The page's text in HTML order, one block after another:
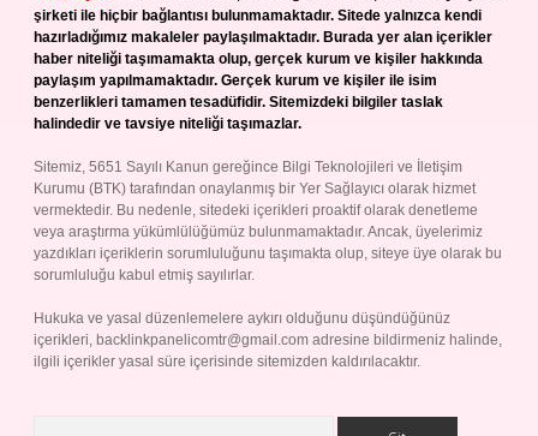
şirketi ile hiçbir bağlantısı bulunmamaktadır. Sitede yalnızca kendi
hazırladığımız makaleler paylaşılmaktadır. Burada yer alan içerikler
haber niteliği taşımamakta olup, gerçek kurum ve kişiler hakkında
paylaşım yapılmamaktadır. Gerçek kurum ve kişiler ile isim
benzerlikleri tamamen tesadüfidir. Sitemizdeki bilgiler taslak
halindedir ve tavsiye niteliği taşımazlar.
Sitemiz, 5651 Sayılı Kanun gereğince Bilgi Teknolojileri ve İletişim
Kurumu (BTK) tarafından onaylanmış bir Yer Sağlayıcı olarak hizmet
vermektedir. Bu nedenle, sitedeki içerikleri proaktif olarak denetleme
veya araştırma yükümlülüğümüz bulunmamaktadır. Ancak, üyelerimiz
yazdıkları içeriklerin sorumluluğunu taşımakta olup, siteye üye olarak bu
sorumluluğu kabul etmiş sayılırlar.
Hukuka ve yasal düzenlemelere aykırı olduğunu düşündüğünüz
içerikleri, backlinkpanelicomtr@gmail.com adresine bildirmeniz halinde,
ilgili içerikler yasal süre içerisinde sitemizden kaldırılacaktır.